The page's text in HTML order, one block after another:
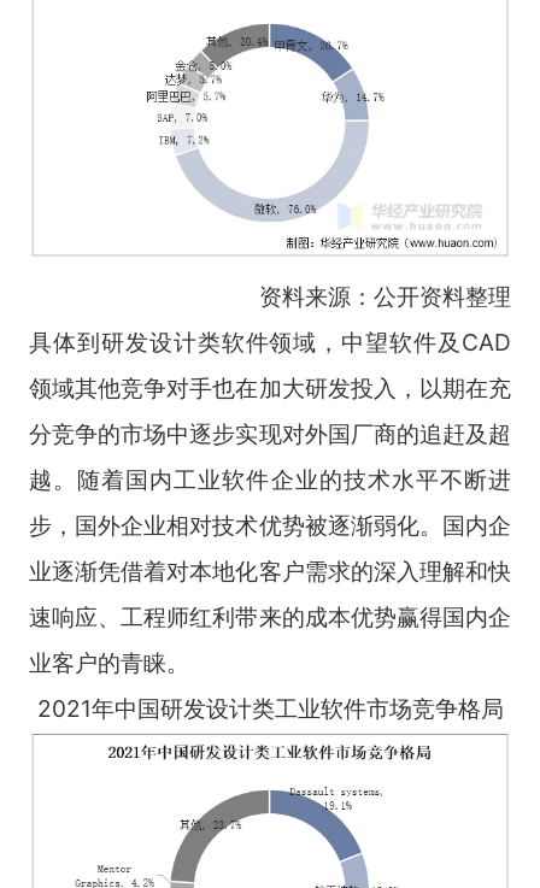
资料来源：公开资料整理
具体到研发设计类软件领域，中望软件及CAD
领域其他竞争对手也在加大研发投入，以期在充
分竞争的市场中逐步实现对外国厂商的追赶及超
越。随着国内工业软件企业的技术水平不断进
步，国外企业相对技术优势被逐渐弱化。国内企
业逐渐凭借着对本地化客户需求的深入理解和快
速响应、工程师红利带来的成本优势赢得国内企
业客户的青睐。
2021年中国研发设计类工业软件市场竞争格局